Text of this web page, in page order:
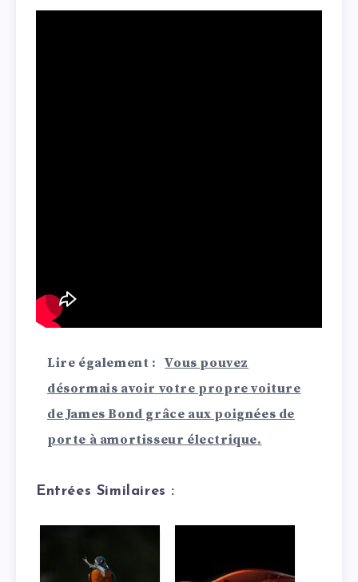
Lire également :
Vous pouvez
désormais avoir votre propre voiture
de James Bond grâce aux poignées de
porte à amortisseur électrique.
Entrées Similaires :